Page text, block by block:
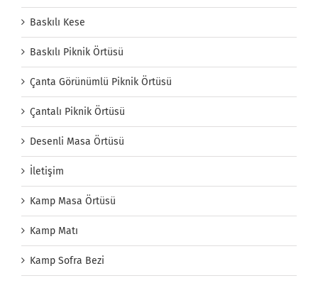
Baskılı Kese
Baskılı Piknik Örtüsü
Çanta Görünümlü Piknik Örtüsü
Çantalı Piknik Örtüsü
Desenli Masa Örtüsü
İletişim
Kamp Masa Örtüsü
Kamp Matı
Kamp Sofra Bezi